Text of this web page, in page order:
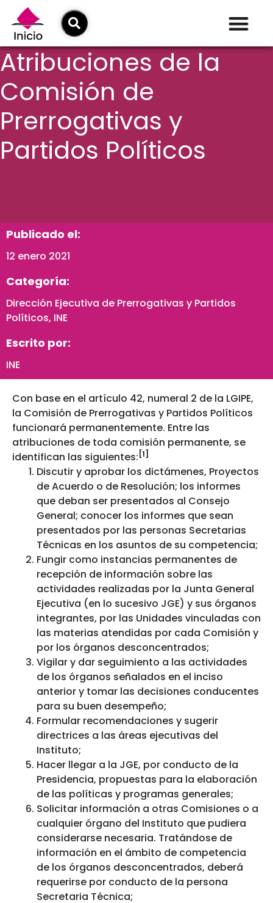
Atribuciones de la
Comisión de
Prerrogativas y
Partidos Políticos
Publicado el:
12 enero 2021
Categoría:
Dirección Ejecutiva de Prerrogativas y Partidos
Políticos, INE
Escrito por:
INE
Con base en el artículo 42, numeral 2 de la LGIPE,
la Comisión de Prerrogativas y Partidos Políticos
funcionará permanentemente. Entre las
atribuciones de toda comisión permanente, se
identifican las siguientes: [1]
Discutir y aprobar los dictámenes, Proyectos
de Acuerdo o de Resolución; los informes
que deban ser presentados al Consejo
General; conocer los informes que sean
presentados por las personas Secretarias
Técnicas en los asuntos de su competencia;
Fungir como instancias permanentes de
recepción de información sobre las
actividades realizadas por la Junta General
Ejecutiva (en lo sucesivo JGE) y sus órganos
integrantes, por las Unidades vinculadas con
las materias atendidas por cada Comisión y
por los órganos desconcentrados;
Vigilar y dar seguimiento a las actividades
de los órganos señalados en el inciso
anterior y tomar las decisiones conducentes
para su buen desempeño;
Formular recomendaciones y sugerir
directrices a las áreas ejecutivas del
Instituto;
Hacer llegar a la JGE, por conducto de la
Presidencia, propuestas para la elaboración
de las políticas y programas generales;
Solicitar información a otras Comisiones o a
cualquier órgano del Instituto que pudiera
considerarse necesaria. Tratándose de
información en el ámbito de competencia
de los órganos desconcentrados, deberá
requerirse por conducto de la persona
Secretaria Técnica;